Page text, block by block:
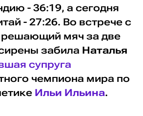
- 36:19, а сегодня
- 27:26. Во встрече с
решающий мяч за две
забила Наталья
супруга
чемпиона мира по
Ильи Ильина.